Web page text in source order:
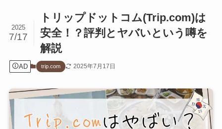
トリップドットコム(Trip.com)は
安全！？評判とヤバいという噂を
解説
2025
7/17
AD trip.com 2025年7月17日